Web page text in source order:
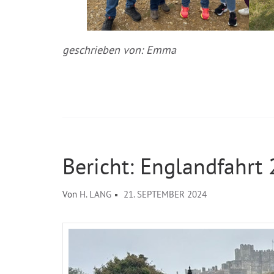
geschrieben von: Emma
Bericht: Englandfahrt
Von H. LANG 21. SEPTEMBER 2024